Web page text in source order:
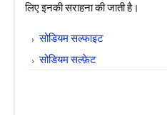
लिए इनकी सराहना की जाती है।
सोडियम सल्फाइट
सोडियम सल्फ़ेट